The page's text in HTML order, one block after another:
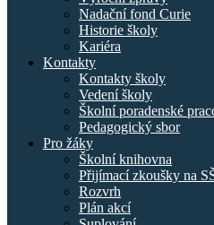
Nadační fond Curie
Historie školy
Kariéra
Kontakty
Kontakty školy
Vedení školy
Školní poradenské
Pedagogický sbor
Pro žáky
Školní knihovna
Přijímací zkoušky na
Rozvrh
Plán akcí